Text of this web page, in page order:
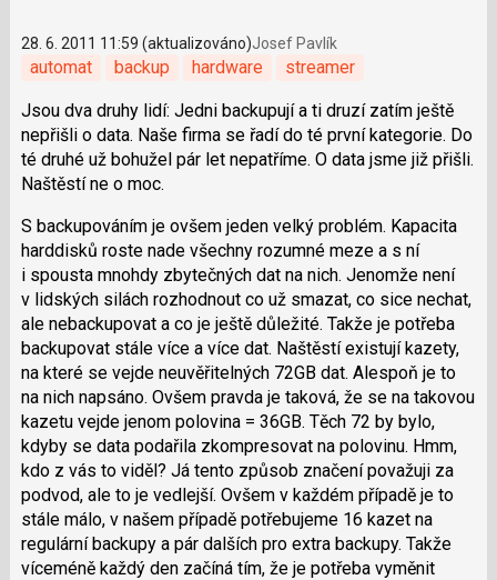
28. 6. 2011 11:59 (aktualizováno)Josef Pavlík
automat backup hardware streamer
Jsou dva druhy lidí: Jedni backupují a ti druzí zatím ještě
nepřišli o data. Naše firma se řadí do té první kategorie. Do
té druhé už bohužel pár let nepatříme. O data jsme již přišli.
Naštěstí ne o moc.
S backupováním je ovšem jeden velký problém. Kapacita
harddisků roste nade všechny rozumné meze a s ní
i spousta mnohdy zbytečných dat na nich. Jenomže není
v lidských silách rozhodnout co už smazat, co sice nechat,
ale nebackupovat a co je ještě důležité. Takže je potřeba
backupovat stále více a více dat. Naštěstí existují kazety,
na které se vejde neuvěřitelných 72GB dat. Alespoň je to
na nich napsáno. Ovšem pravda je taková, že se na takovou
kazetu vejde jenom polovina = 36GB. Těch 72 by bylo,
kdyby se data podařila zkompresovat na polovinu. Hmm,
kdo z vás to viděl? Já tento způsob značení považuji za
podvod, ale to je vedlejší. Ovšem v každém případě je to
stále málo, v našem případě potřebujeme 16 kazet na
regulární backupy a pár dalších pro extra backupy. Takže
víceméně každý den začíná tím, že je potřeba vyměnit